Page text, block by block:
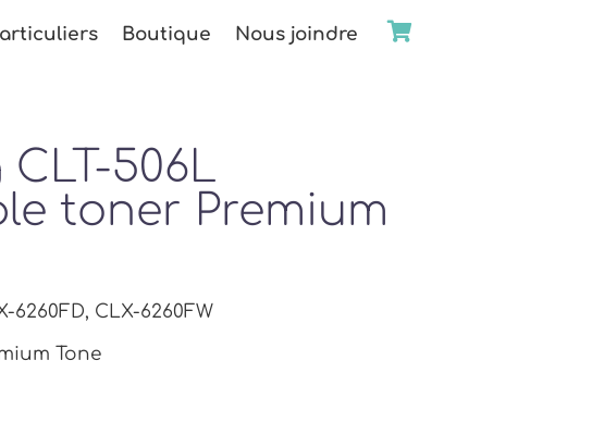
Boutique Nous joindre
506L
toner Premium
6260FD, CLX-6260FW
Tone